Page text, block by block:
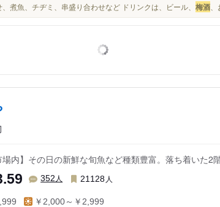
煮魚、チヂミ、串盛り合わせなど ドリンクは、ビール、 梅酒
場内】その日の新鮮な旬魚など種類豊富。落ち着いた
352 人 21128 人
￥2,000～￥2,999